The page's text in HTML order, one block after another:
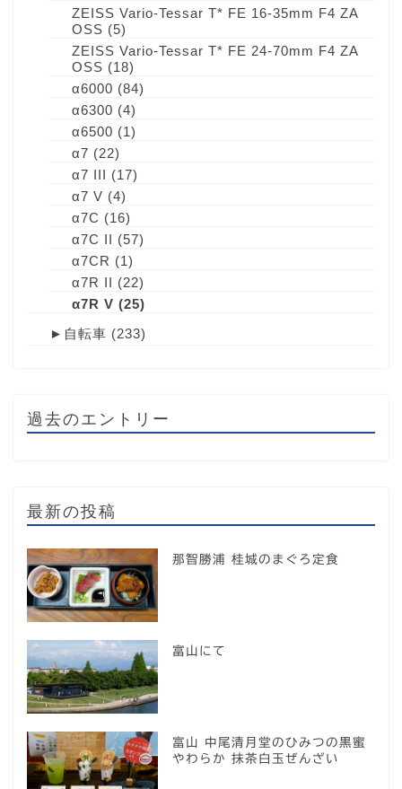
ZEISS Vario-Tessar T* FE 16-35mm F4 ZA
OSS (5)
ZEISS Vario-Tessar T* FE 24-70mm F4 ZA
OSS (18)
α6000 (84)
α6300 (4)
α6500 (1)
α7 (22)
α7 III (17)
α7 V (4)
α7C (16)
α7C II (57)
α7CR (1)
α7R II (22)
α7R V (25)
► 自転車 (233)
過去のエントリー
最新の投稿
那智勝浦 桂城のまぐろ定食
富山にて
富山 中尾清月堂のひみつの黒蜜
やわらか 抹茶白玉ぜんざい